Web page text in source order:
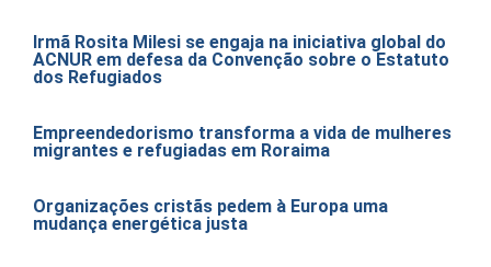
Irmã Rosita Milesi se engaja na iniciativa global do
ACNUR em defesa da Convenção sobre o Estatuto
dos Refugiados
Empreendedorismo transforma a vida de mulheres
migrantes e refugiadas em Roraima
Organizações cristãs pedem à Europa uma
mudança energética justa